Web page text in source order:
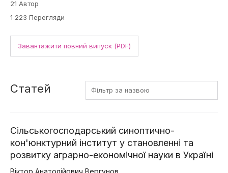
21 Автор
1 223 Перегляди
Завантажити повний випуск (PDF)
Статей
Сільськогосподарський синоптично-
кон'юнктурний інститут у становленні та
розвитку аграрно-економічної науки в Україні
Віктор Анатолійович Вергунов